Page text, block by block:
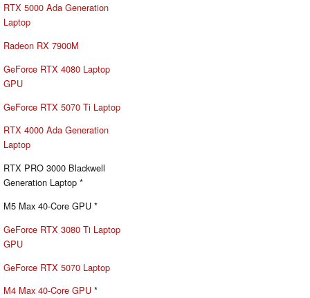
RTX 5000 Ada Generation
Laptop
Radeon RX 7900M
GeForce RTX 4080 Laptop
GPU
GeForce RTX 5070 Ti Laptop
RTX 4000 Ada Generation
Laptop
RTX PRO 3000 Blackwell
Generation Laptop *
M5 Max 40-Core GPU *
GeForce RTX 3080 Ti Laptop
GPU
GeForce RTX 5070 Laptop
M4 Max 40-Core GPU *